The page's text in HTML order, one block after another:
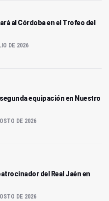
al Córdoba en el Trofeo del
DE 2026
equipación en Nuestro
DE 2026
del Real Jaén en
DE 2026